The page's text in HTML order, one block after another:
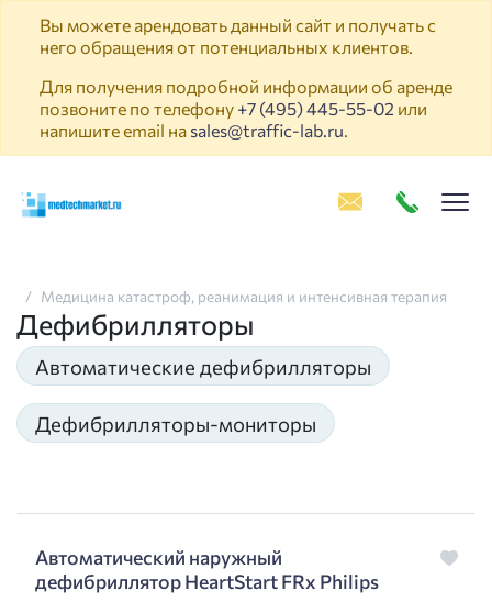
Вы можете арендовать данный сайт и получать с
него обращения от потенциальных клиентов.
Для получения подробной информации об аренде
позвоните по телефону +7 (495) 445-55-02 или
напишите email на sales@traffic-lab.ru.
Медицина катастроф, реанимация и интенсивная терапия
Дефибрилляторы
Автоматические дефибрилляторы
Дефибрилляторы-мониторы
Автоматический наружный
дефибриллятор HeartStart FRx Philips